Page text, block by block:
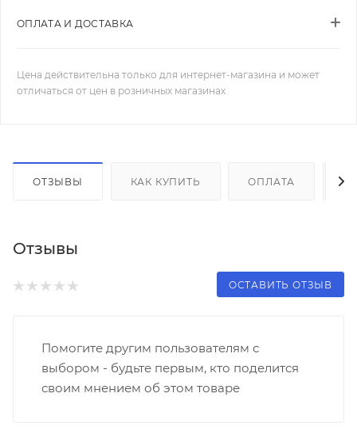
ОПЛАТА И ДОСТАВКА
Цена действительна только для интернет-магазина и может
отличаться от цен в розничных магазинах
ОТЗЫВЫ КАК КУПИТЬ ОПЛАТА
Отзывы
ОСТАВИТЬ ОТЗЫВ
Помогите другим пользователям с
выбором - будьте первым, кто поделится
своим мнением об этом товаре